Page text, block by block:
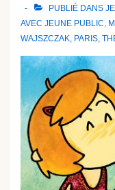
PUBLIÉ DANS
AVEC JEUNE PUBLIC,
WAJSZCZAK, PARIS,